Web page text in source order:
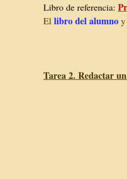
Libro de referencia:
El libro del alumno
Tarea 2. Redactar